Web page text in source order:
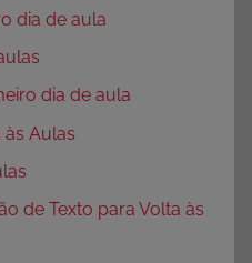
dia de aula
dia de aula
às Aulas
de Texto para Volta às